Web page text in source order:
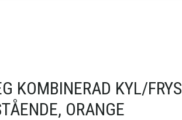
KOMBINERAD KYL/FRYS
ORANGE